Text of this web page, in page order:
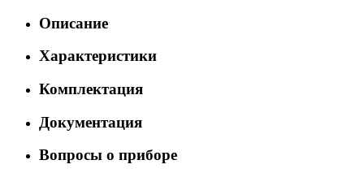
Описание
Характеристики
Комплектация
Документация
Вопросы о приборе